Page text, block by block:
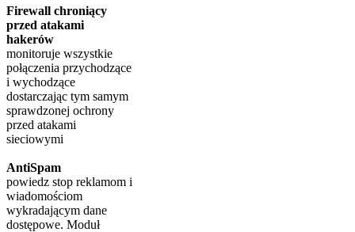
Firewall chroniący
przed atakami
hakerów
monitoruje wszystkie
połączenia przychodzące
i wychodzące
dostarczając tym samym
sprawdzonej ochrony
przed atakami
sieciowymi
AntiSpam
powiedz stop reklamom i
wiadomościom
wykradającym dane
dostępowe. Moduł